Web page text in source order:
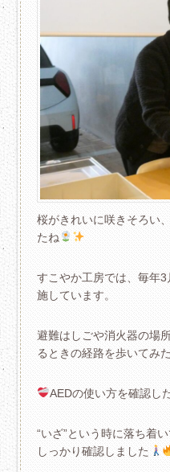
桜がきれいに咲きそろい
たね
すこやか工房では、毎年3
施しています。
避難はしごや消火器の場
るときの経路を歩いてみた
AEDの使い方を確認し
“いざ”という時に落ち着
しっかり確認しました